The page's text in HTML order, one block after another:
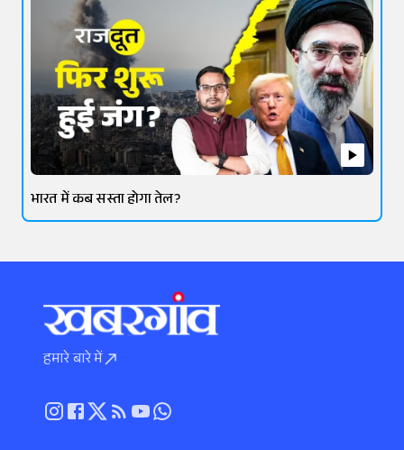
भारत में कब सस्ता होगा तेल?
हमारे बारे में